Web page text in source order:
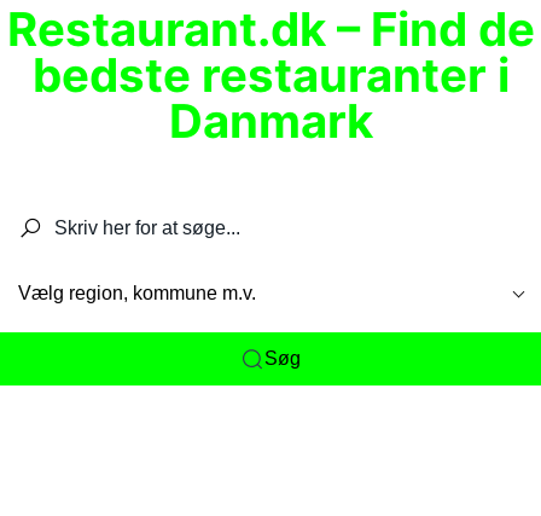
Restaurant.dk – Find de
bedste restauranter i
Danmark
Vælg region, kommune m.v.
Søg